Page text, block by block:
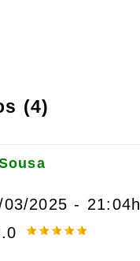
(4)
2025 - 21:04h